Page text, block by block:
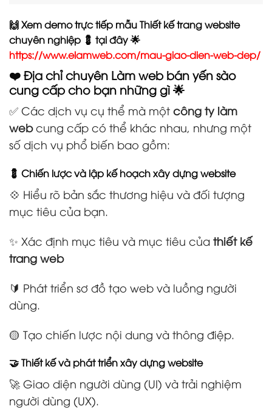
🙌 Xem demo trực tiếp mẫu Thiết kế trang website
chuyên nghiệp 💈 tại đây 🌟
https://www.elamweb.com/mau-giao-dien-web-dep/
❤️ Địa chỉ chuyên Làm web bán yến sào
cung cấp cho bạn những gì 🌟
✅ Các dịch vụ cụ thể mà một công ty làm
webcung cấp có thể khác nhau, nhưng một
số dịch vụ phổ biến bao gồm:
💈 Chiến lược và lập kế hoạch xây dựng website
💠 Hiểu rõ bản sắc thương hiệu và đối tượng
mục tiêu của bạn.
✨ Xác định mục tiêu và mục tiêu của thiết kế
trang web
🔰 Phát triển sơ đồ tạo web và luồng người
dùng.
🟡 Tạo chiến lược nội dung và thông điệp.
🤝 Thiết kế và phát triển xây dựng website
🚀 Giao diện người dùng (UI) và trải nghiệm
người dùng (UX).